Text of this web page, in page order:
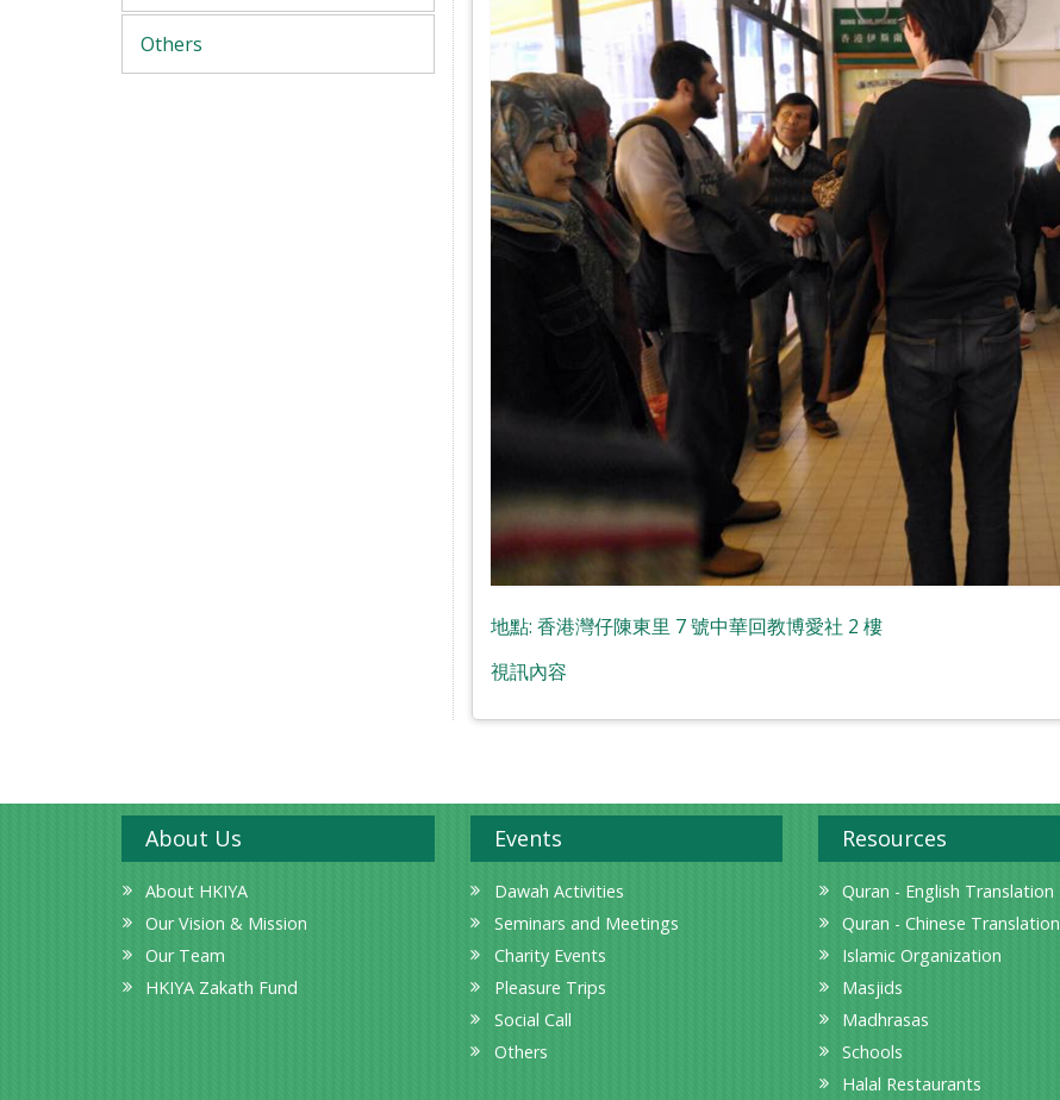
Others
地點: 香港灣仔陳東里 7 號中華回教博愛社 2 樓
視訊內容
About Us
About HKIYA
Our Vision & Mission
Our Team
HKIYA Zakath Fund
Events
Dawah Activities
Seminars and Meetings
Charity Events
Pleasure Trips
Social Call
Others
Resources
Quran - English Translation
Quran - Chinese Translation
Islamic Organization
Masjids
Madhrasas
Schools
Halal Restaurants